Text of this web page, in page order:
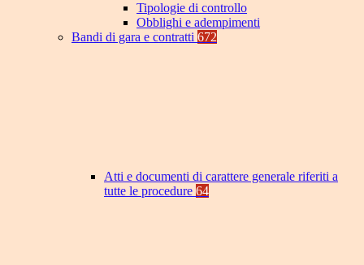
Tipologie di controllo
Obblighi e adempimenti
Bandi di gara e contratti 672
Atti e documenti di carattere generale riferiti a
tutte le procedure 64